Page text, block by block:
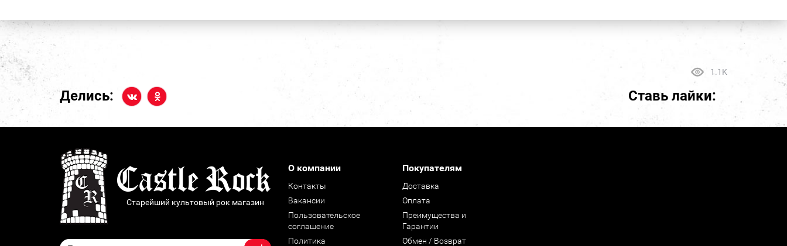
1.1K
Делись: Ставь лайки:
Старейший культовый рок магазин
О компании
Контакты
Вакансии
Пользовательское
соглашение
Политика
Покупателям
Доставка
Оплата
Преимущества и
Гарантии
Обмен / Возврат